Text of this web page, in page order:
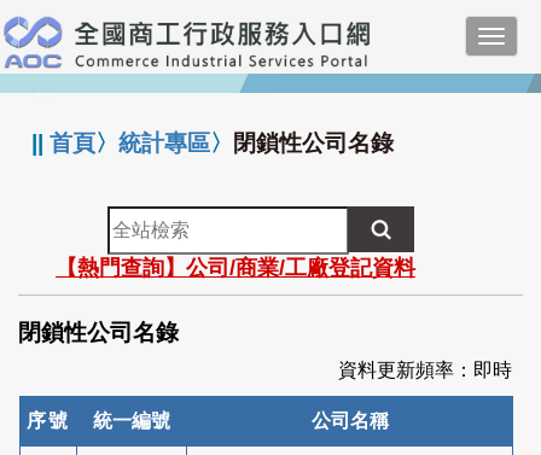
跳
到
主
要
:::
||首頁〉統計專區〉 閉鎖性公司名錄
全
站
檢
索
【熱門查詢】公司/商業/工廠登記資料
閉鎖性公司名錄
資料更新頻率：即時
序號 統一編號 公司名稱